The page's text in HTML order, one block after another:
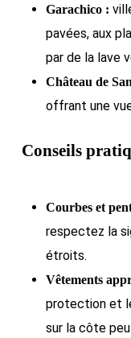
Garachico :
pavées, aux
par de la lave
Château de
offrant une
Conseils
Courbes et
respectez la
étroits.
Vêtements
protection et
sur la côte